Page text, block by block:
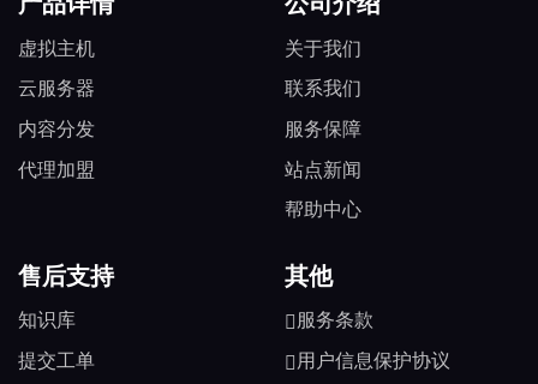
虚拟主机
云服务器
内容分发
代理加盟
关于我们
联系我们
服务保障
站点新闻
帮助中心
售后支持
知识库
提交工单
其他
服务条款
用户信息保护协议